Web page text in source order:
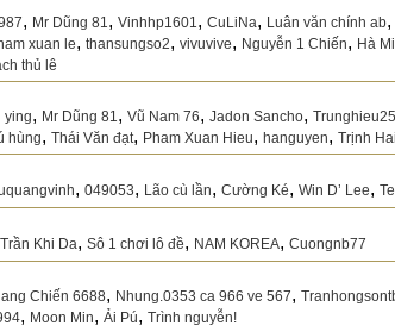
, Mr Dũng 81, Vinhhp1601, CuLiNa, Luân văn chính ab,
xuan le, thansungso2, vivuvive, Nguyễn 1 Chiến, Hà
thủ lê
ying, Mr Dũng 81, Vũ Nam 76, Jadon Sancho, Trunghieu25
hùng, Thái Văn đạt, Pham Xuan Hieu, hanguyen, Trịnh Hai
, 049053, Lão cù lần, Cường Ké, Win D’ Lee,
Trần Khi Da, Sô 1 chơi lô đề, NAM KOREA, Cuongnb77
Chiến 6688, Nhung.0353 ca 966 ve 567,
, Moon Min, Ải Pú, Trình nguyễn!